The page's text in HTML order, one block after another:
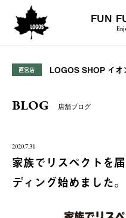
FUN
直営店 LOGOS SHOP イオ
BLOG 店舗ブログ
2020.7.31
家族でリスペクトを
ディング始めました。